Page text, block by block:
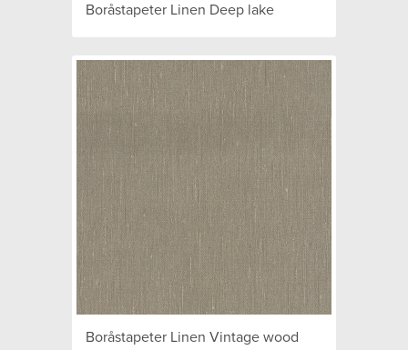
Boråstapeter Linen Deep lake
Boråstapeter Linen Vintage wood